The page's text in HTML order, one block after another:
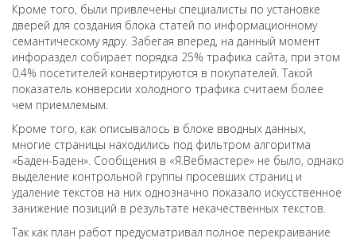
Кроме того, были привлечены специалисты по установке
дверей для создания блока статей по информационному
семантическому ядру. Забегая вперед, на данный момент
инфораздел собирает порядка 25% трафика сайта, при этом
0.4% посетителей конвертируются в покупателей. Такой
показатель конверсии холодного трафика считаем более
чем приемлемым.
Кроме того, как описывалось в блоке вводных данных,
многие страницы находились под фильтром алгоритма
«Баден-Баден». Сообщения в «Я.Вебмастере» не было, однако
выделение контрольной группы просевших страниц и
удаление текстов на них однозначно показало искусственное
занижение позиций в результате некачественных текстов.
Так как план работ предусматривал полное перекраивание